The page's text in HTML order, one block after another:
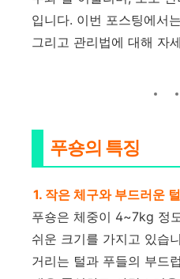
입니다. 이번 포스팅에서
그리고 관리법에 대해 자
푸숑의 특징
1. 작은 체구와 부드러운 털
푸숑은 체중이 4~7kg 정
쉬운 크기를 가지고 있습
거리는 털과 푸들의 부드